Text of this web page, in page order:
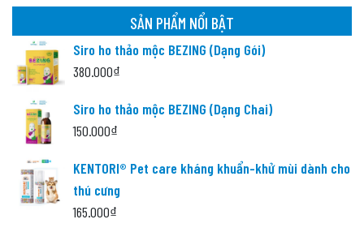
SẢN PHẨM NỔI BẬT
Siro ho thảo mộc BEZING (Dạng Gói)
380.000₫
Siro ho thảo mộc BEZING (Dạng Chai)
150.000₫
KENTORI® Pet care kháng khuẩn-khử mùi dành cho
thú cưng
165.000₫